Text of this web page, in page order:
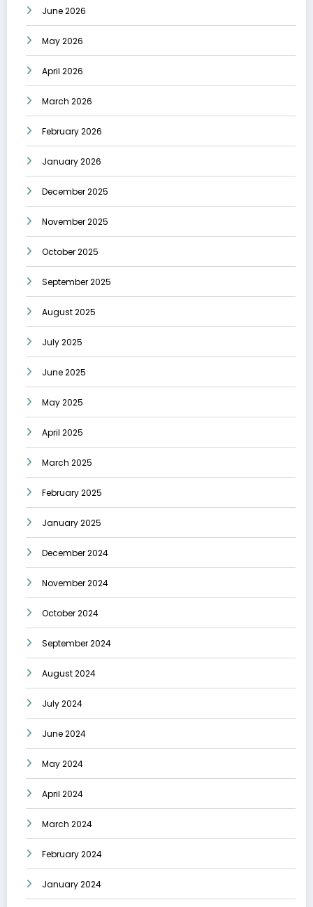
June 2026
May 2026
April 2026
March 2026
February 2026
January 2026
December 2025
November 2025
October 2025
September 2025
August 2025
July 2025
June 2025
May 2025
April 2025
March 2025
February 2025
January 2025
December 2024
November 2024
October 2024
September 2024
August 2024
July 2024
June 2024
May 2024
April 2024
March 2024
February 2024
January 2024